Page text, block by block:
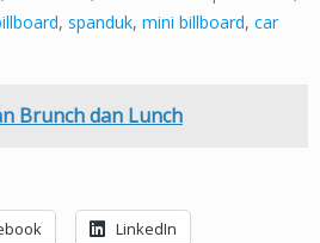
, spanduk, mini billboard, car
Brunch dan Lunch
LinkedIn